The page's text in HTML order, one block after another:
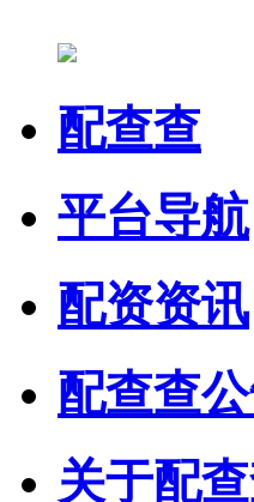
配查查
平台导航
配资资讯
配查查
关于配